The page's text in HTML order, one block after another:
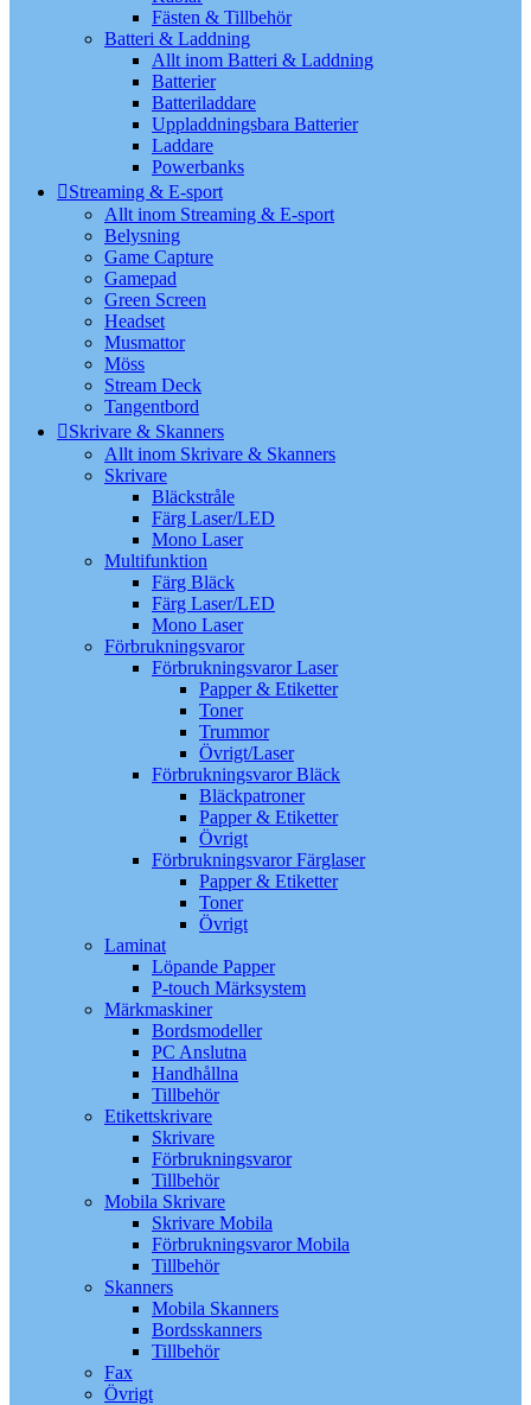
Fästen & Tillbehör
Batteri & Laddning
Allt inom Batteri & Laddning
Batterier
Batteriladdare
Uppladdningsbara Batterier
Laddare
Powerbanks
Streaming & E-sport
Allt inom Streaming & E-sport
Belysning
Game Capture
Gamepad
Green Screen
Headset
Musmattor
Möss
Stream Deck
Tangentbord
Skrivare & Skanners
Allt inom Skrivare & Skanners
Skrivare
Bläckstråle
Färg Laser/LED
Mono Laser
Multifunktion
Färg Bläck
Färg Laser/LED
Mono Laser
Förbrukningsvaror
Förbrukningsvaror Laser
Papper & Etiketter
Toner
Trummor
Övrigt/Laser
Förbrukningsvaror Bläck
Bläckpatroner
Papper & Etiketter
Övrigt
Förbrukningsvaror Färglaser
Papper & Etiketter
Toner
Övrigt
Laminat
Löpande Papper
P-touch Märksystem
Märkmaskiner
Bordsmodeller
PC Anslutna
Handhållna
Tillbehör
Etikettskrivare
Skrivare
Förbrukningsvaror
Tillbehör
Mobila Skrivare
Skrivare Mobila
Förbrukningsvaror Mobila
Tillbehör
Skanners
Mobila Skanners
Bordsskanners
Tillbehör
Fax
Övrigt